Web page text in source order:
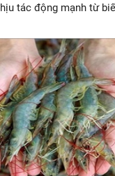
tác động mạnh từ